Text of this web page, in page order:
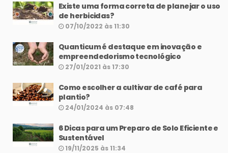
Existe uma forma correta de planejar o uso
de herbicidas?
07/10/2022 às 11:30
Quanticum é destaque em inovação e
empreendedorismo tecnológico
27/01/2021 às 17:30
Como escolher a cultivar de café para
plantio?
24/01/2024 às 07:48
6 Dicas para um Preparo de Solo Eficiente e
Sustentável
19/11/2025 às 11:34